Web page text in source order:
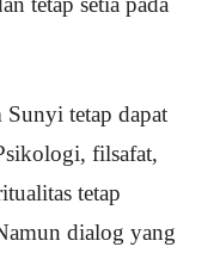
tetap dapat
filsafat,
tetap
dialog yang